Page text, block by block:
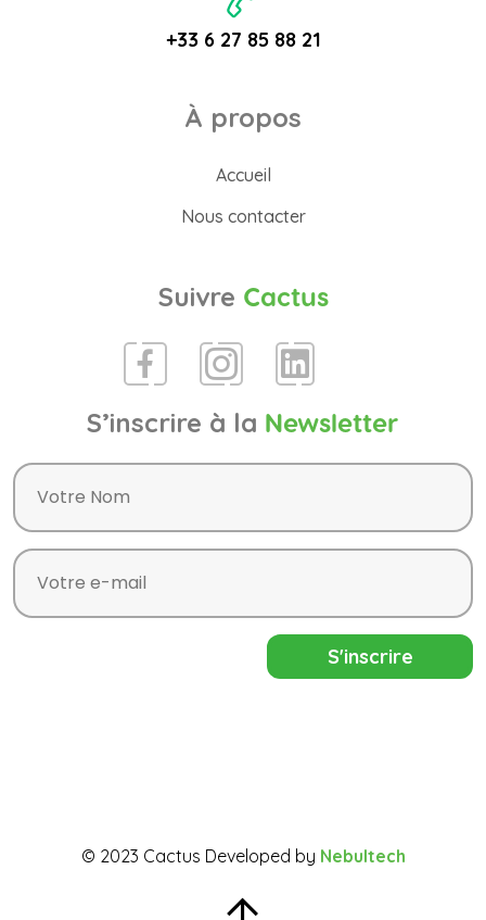
+33 6 27 85 88 21
À propos
Accueil
Nous contacter
Suivre Cactus
S’inscrire à la Newsletter
© 2023 Cactus Developed by Nebultech